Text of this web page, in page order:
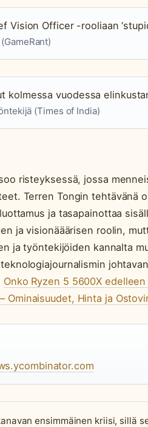
Vision Officer -rooliaan
kolmessa vuodessa
(Times of India)
risteyksessä, jossa
Terren Tongin tehtävänä
ja tasapainottaa
ja visionääärisen roolin,
ja työntekijöiden kannalta
Onko Ryzen 5 5600X
Ominaisuudet, Hinta ja
ensimmäinen kriisi, sillä